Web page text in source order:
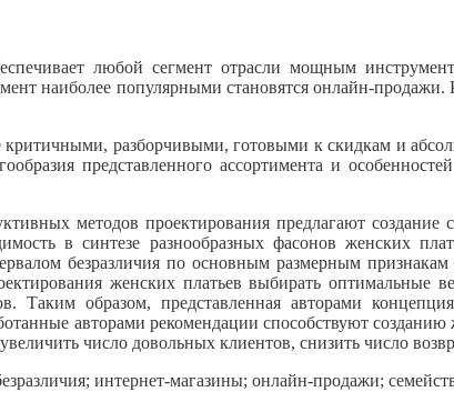
любой сегмент отрасли мощным
наиболее популярными становятся онлайн-продажи.
разборчивыми, готовыми к скидкам и
представленного ассортимента и
методов проектирования предлагают
в синтезе разнообразных фасонов женских
безразличия по основным размерным
женских платьев выбирать
образом, представленная авторами
авторами рекомендации способствуют
число довольных клиентов, снизить число
интернет-магазины; онлайн-продажи;